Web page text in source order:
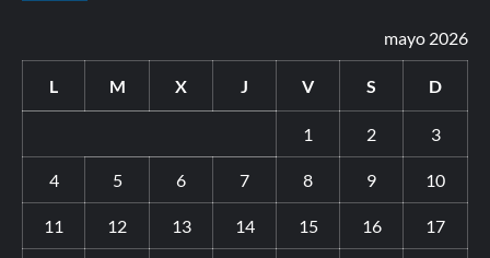
mayo 2026
L M X J V S D
1 2 3
4 5 6 7 8 9 10
11 12 13 14 15 16 17